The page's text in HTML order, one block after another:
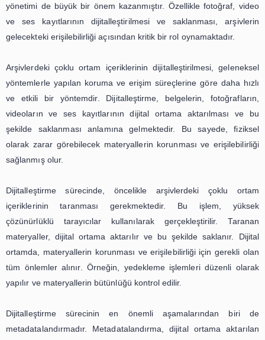
süreç değildir. Aynı zamanda, arşivcilerin ve diğer ilgili
da aktif bir şekilde katılımını gerektiren bir süreçtir.
arşivcilerin dijital ortamda üretilen içeriklerin
şekilde yönetim stratejileri geliştirmeleri
arşivcilerin dijital ortamda üretilen içeriklerin doğru
sınıflandırılması ve etiketlenmesi için gerekli bilgi ve
sahip olmaları da önemlidir.
dönüşümün bir sonucu olarak ortaya çıkan ve
görevlerinden biri olan bir ihtiyaçtır. Bu süreçte,
altyapının yanı sıra arşivcilerin ve diğer ilgili uzmanların
şekilde katılımı gerekmektedir. Arşivlerin dijital
ortam içeriklerinin yönetimi için gerekli olan
oluşturulması, gelecek nesillere aktarılacak olan
taşımaktadır. Bu nedenle, arşivlerin dijital dönüşümü
ortam içeriklerinin yönetimi konusunda daha fazla